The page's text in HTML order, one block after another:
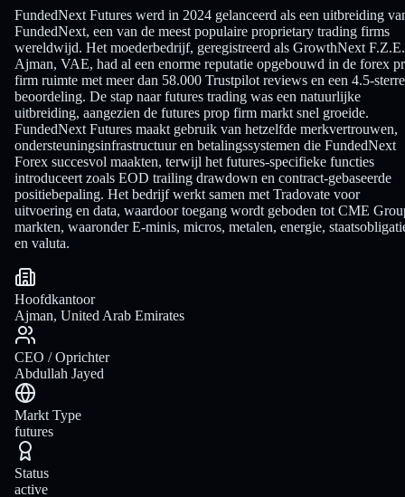
FundedNext Futures werd in 2024 gelanceerd als een uitbreiding
FundedNext, een van de meest populaire proprietary trading firms
wereldwijd. Het moederbedrijf, geregistreerd als GrowthNext
Ajman, VAE, had al een enorme reputatie opgebouwd in de forex
firm ruimte met meer dan 58.000 Trustpilot reviews en een 4.5-
beoordeling. De stap naar futures trading was een natuurlijke
uitbreiding, aangezien de futures prop firm markt snel groeide.
FundedNext Futures maakt gebruik van hetzelfde merkvertrouwen,
ondersteuningsinfrastructuur en betalingssystemen die FundedNext
Forex succesvol maakten, terwijl het futures-specifieke functies
introduceert zoals EOD trailing drawdown en contract-gebaseerde
positiebepaling. Het bedrijf werkt samen met Tradovate voor
uitvoering en data, waardoor toegang wordt geboden tot CME
markten, waaronder E-minis, micros, metalen, energie,
en valuta.
Hoofdkantoor
Ajman, United Arab Emirates
CEO / Oprichter
Abdullah Jayed
Markt Type
futures
Status
active